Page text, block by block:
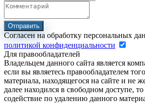
Отправить
Согласен на обработку персональных
политикой конфиденциальности
Для правообладателей
Владельцем данного сайта является
если вы являетесь правообладателем
материала, находящегося на сайте и не
далее находился в свободном доступе,
содействие по удалению данного